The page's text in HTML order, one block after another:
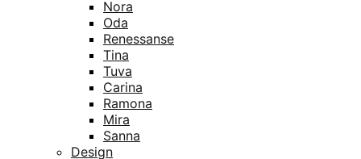
Nora
Oda
Renessanse
Tina
Tuva
Carina
Ramona
Mira
Sanna
Design